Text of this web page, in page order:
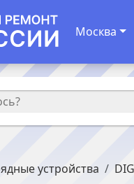
Москва
устройства